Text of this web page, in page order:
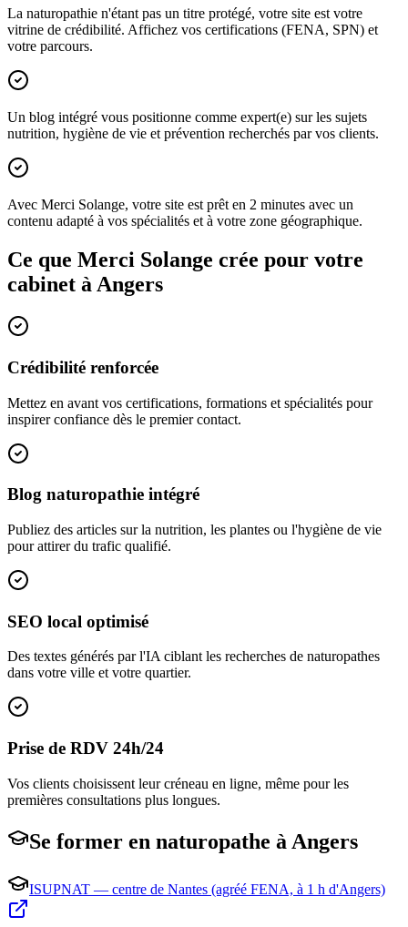
La naturopathie n'étant pas un titre protégé, votre site est votre
vitrine de crédibilité. Affichez vos certifications (FENA, SPN) et
votre parcours.
Un blog intégré vous positionne comme expert(e) sur les sujets
nutrition, hygiène de vie et prévention recherchés par vos clients.
Avec Merci Solange, votre site est prêt en 2 minutes avec un
contenu adapté à vos spécialités et à votre zone géographique.
Ce que Merci Solange crée pour votre
cabinet à Angers
Crédibilité renforcée
Mettez en avant vos certifications, formations et spécialités pour
inspirer confiance dès le premier contact.
Blog naturopathie intégré
Publiez des articles sur la nutrition, les plantes ou l'hygiène de vie
pour attirer du trafic qualifié.
SEO local optimisé
Des textes générés par l'IA ciblant les recherches de naturopathes
dans votre ville et votre quartier.
Prise de RDV 24h/24
Vos clients choisissent leur créneau en ligne, même pour les
premières consultations plus longues.
Se former en naturopathe à Angers
ISUPNAT — centre de Nantes (agréé FENA, à 1 h d'Angers)